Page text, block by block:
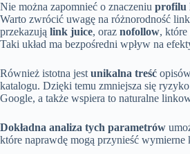
Nie można zapomnieć o znaczeniu profilu
Warto zwrócić uwagę na różnorodność
przekazują link juice, oraz nofollow, które
Taki układ ma bezpośredni wpływ na
Również istotna jest unikalna treść
katalogu. Dzięki temu zmniejsza się ryzyko
Google, a także wspiera to naturalne
Dokładna analiza tych parametrów
które naprawdę mogą przynieść wymierne